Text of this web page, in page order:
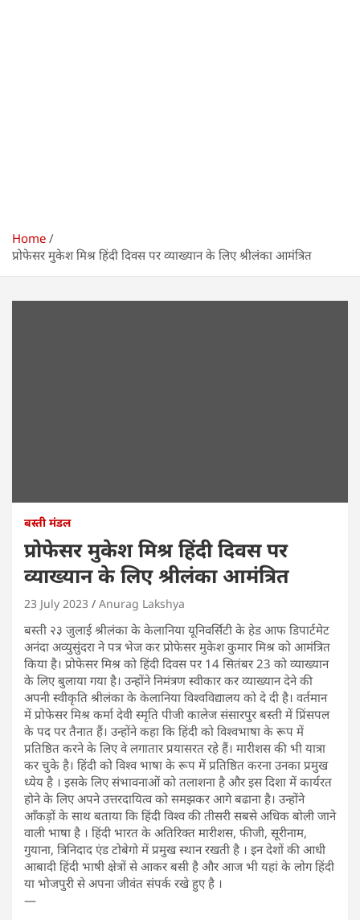
Home
प्रोफेसर मुकेश मिश्र हिंदी दिवस पर व्याख्यान के लिए श्रीलंका आमंत्रित
बस्ती मंडल
प्रोफेसर मुकेश मिश्र हिंदी दिवस पर
व्याख्यान के लिए श्रीलंका आमंत्रित
23 July 2023 Anurag Lakshya
बस्ती २३ जुलाई श्रीलंका के केलानिया यूनिवर्सिटी के हेड आफ डिपार्टमेट
अनंदा अव्युसुंदरा ने पत्र भेज कर प्रोफेसर मुकेश कुमार मिश्र को आमंत्रित
किया है। प्रोफेसर मिश्र को हिंदी दिवस पर 14 सितंबर 23 को व्याख्यान
के लिए बुलाया गया है। उन्होंने निमंत्रण स्वीकार कर व्याख्यान देने की
अपनी स्वीकृति श्रीलंका के केलानिया विश्वविद्यालय को दे दी है। वर्तमान
में प्रोफेसर मिश्र कर्मा देवी स्मृति पीजी कालेज संसारपुर बस्ती में प्रिंसपल
के पद पर तैनात हैं। उन्होंने कहा कि हिंदी को विश्वभाषा के रूप में
प्रतिष्ठित करने के लिए वे लगातार प्रयासरत रहे हैं। मारीशस की भी यात्रा
कर चुके है। हिंदी को विश्व भाषा के रूप में प्रतिष्ठित करना उनका प्रमुख
ध्येय है । इसके लिए संभावनाओं को तलाशना है और इस दिशा में कार्यरत
होने के लिए अपने उत्तरदायित्व को समझकर आगे बढाना है। उन्होंने
आँकड़ों के साथ बताया कि हिंदी विश्व की तीसरी सबसे अधिक बोली जाने
वाली भाषा है । हिंदी भारत के अतिरिक्त मारीशस, फीजी, सूरीनाम,
गुयाना, त्रिनिदाद एंड टोबेगो में प्रमुख स्थान रखती है । इन देशों की आधी
आबादी हिंदी भाषी क्षेत्रों से आकर बसी है और आज भी यहां के लोग हिंदी
या भोजपुरी से अपना जीवंत संपर्क रखे हुए है ।
—